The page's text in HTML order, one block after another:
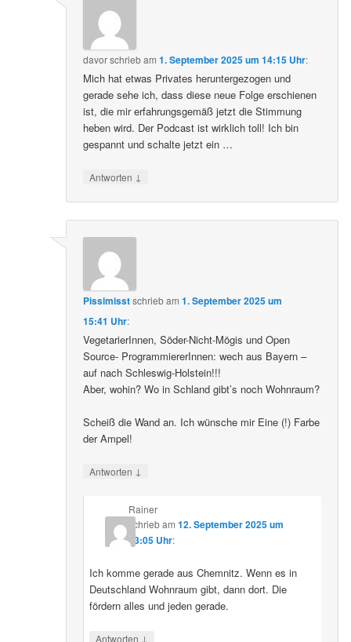
davorschriebam1. September 2025 um 14:15 Uhr:
Mich hat etwas Privates heruntergezogen und
gerade sehe ich, dass diese neue Folge erschienen
ist, die mir erfahrungsgemäß jetzt die Stimmung
heben wird. Der Podcast ist wirklich toll! Ich bin
gespannt und schalte jetzt ein …
Antworten ↓
Pissimisstschriebam1. September 2025 um
15:41 Uhr:
VegetarierInnen, Söder-Nicht-Mögis und Open
Source- ProgrammiererInnen: wech aus Bayern –
auf nach Schleswig-Holstein!!!
Aber, wohin? Wo in Schland gibt’s noch Wohnraum?
Scheiß die Wand an. Ich wünsche mir Eine (!) Farbe
der Ampel!
Antworten ↓
Rainer
schriebam 12. September 2025 um
23:05 Uhr:
Ich komme gerade aus Chemnitz. Wenn es in
Deutschland Wohnraum gibt, dann dort. Die
fördern alles und jeden gerade.
Antworten ↓